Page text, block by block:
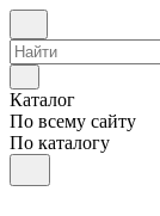
Каталог
По всему сайту
По каталогу